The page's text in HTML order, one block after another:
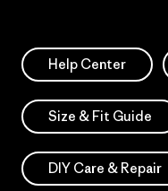
Help Center
Size & Fit Guide
DIY Care & Repair